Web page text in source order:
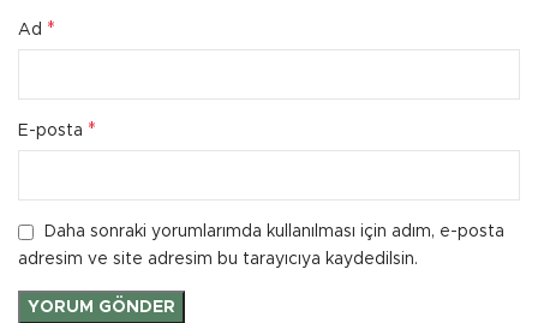
Ad *
E-posta *
Daha sonraki yorumlarımda kullanılması için adım, e-posta
adresim ve site adresim bu tarayıcıya kaydedilsin.